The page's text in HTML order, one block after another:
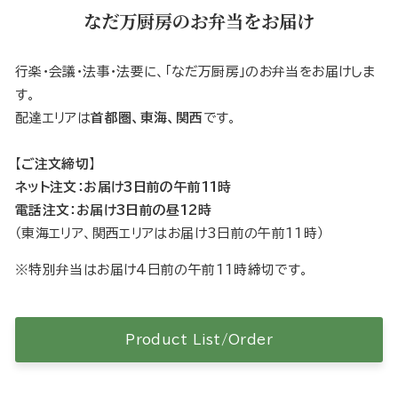
なだ万厨房のお弁当をお届け
行楽・会議・法事・法要に、「なだ万厨房」のお弁当をお届けしま
す。
配達エリアは首都圏、東海、関西 です。
【 ご注文締切 】
ネット注文：お届け3日前の午前11時
電話注文：お届け3日前の昼12時
（東海エリア、関西エリアはお届け3日前の午前11時）
※特別弁当はお届け4日前の午前11時締切です。
Product List/Order